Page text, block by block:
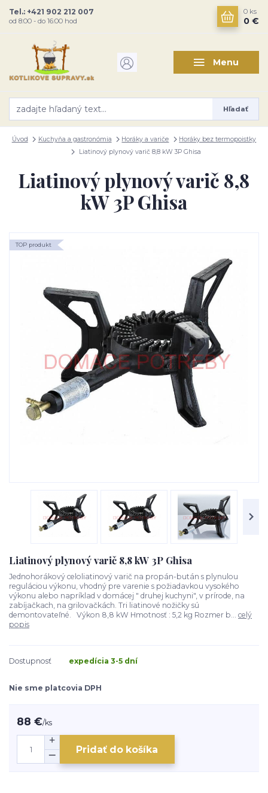
Menu
Hľadať
Tel.: +421 902 212 007
od 8:00 - do 16:00 hod
0 ks
0 €
Úvod Kuchyňa a gastronómia Horáky a variče
Horáky bez termopoistky
Liatinový plynový varič 8,8 kW 3P Ghisa
Liatinový plynový varič 8,8
kW 3P Ghisa
TOP produkt
Liatinový plynový varič 8,8 kW 3P Ghisa
Jednohorákový celoliatinový varič na propán-bután s plynulou
reguláciou výkonu, vhodný pre varenie s požiadavkou vysokého
výkonu alebo napríklad v domácej " druhej kuchyni", v prírode, na
zabíjačkach, na grilovačkách. Tri liatinové nožičky sú
demontovateľné. Výkon 8,8 kW Hmotnosť : 5,2 kg Rozmer b... celý
popis
Dostupnosť expedícia 3-5 dní
Nie sme platcovia DPH
88 €/ks
Pridať do košíka